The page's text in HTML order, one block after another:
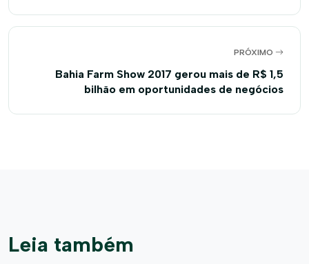
PRÓXIMO
Bahia Farm Show 2017 gerou mais de R$ 1,5
bilhão em oportunidades de negócios
Leia também